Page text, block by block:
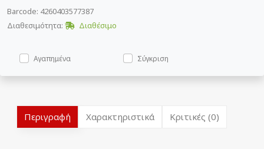
Barcode: 4260403577387
Διαθεσιμότητα:
Διαθέσιμο
Αγαπημένα Σύγκριση
Περιγραφή Χαρακτηριστικά Κριτικές (0)